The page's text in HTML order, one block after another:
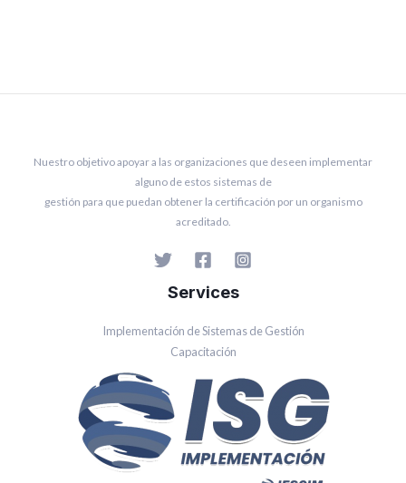
Nuestro objetivo apoyar a las organizaciones que deseen implementar
alguno de estos sistemas de
gestión para que puedan obtener la certificación por un organismo
acreditado.
Services
Implementación de Sistemas de Gestión
Capacitación